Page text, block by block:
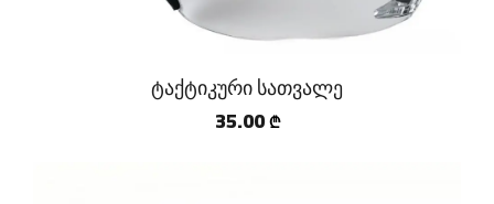
ტაქტიკური სათვალე
35.00 ₾